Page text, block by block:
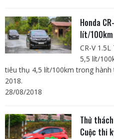
Honda
lít/100km
CR-V
5,5 lít/
tiêu thụ 4,5 lít/100km trong hành
2018.
28/08/2018
Thử
Cuộc thi